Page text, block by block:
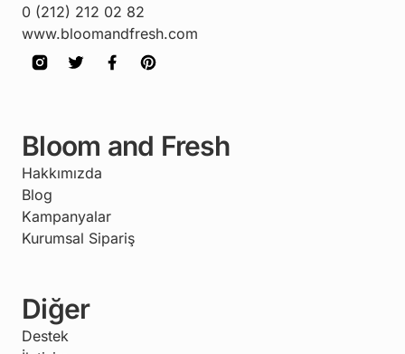
0 (212) 212 02 82
www.bloomandfresh.com
Bloom and Fresh
Hakkımızda
Blog
Kampanyalar
Kurumsal Sipariş
Diğer
Destek